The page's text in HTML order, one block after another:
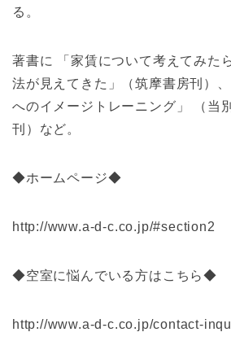
る。
著書に 「家賃について考えてみた
法が見えてきた」（筑摩書房刊）
へのイメージトレーニング」 （当
刊）など。
◆ホームページ◆
http://www.a-d-c.co.jp/#section2
◆空室に悩んでいる方はこちら◆
http://www.a-d-c.co.jp/contact-